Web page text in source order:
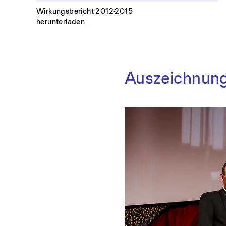
Wirkungsbericht 2012-2015
herunterladen